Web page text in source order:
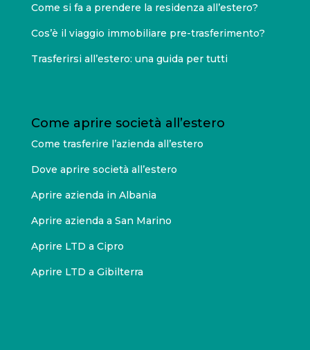
Come si fa a prendere la residenza all’estero?
Cos’è il viaggio immobiliare pre-trasferimento?
Trasferirsi all’estero: una guida per tutti
Come aprire società all’estero
Come trasferire l’azienda all’estero
Dove aprire società all’estero
Aprire azienda in Albania
Aprire azienda a San Marino
Aprire LTD a Cipro
Aprire LTD a Gibilterra